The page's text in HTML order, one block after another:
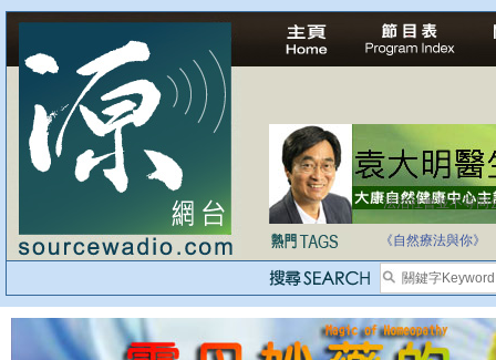
法治社會並不等同
自家教育合法化-
《自然療法與你》